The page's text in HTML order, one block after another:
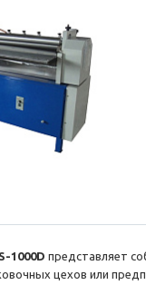
1000D представляет
цехов или